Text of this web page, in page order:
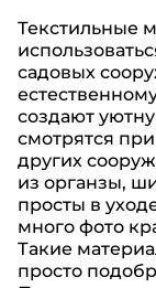
Текстильные
садовых
создают
смотрятся
других
из органзы,
просты в
много фото
Такие
просто